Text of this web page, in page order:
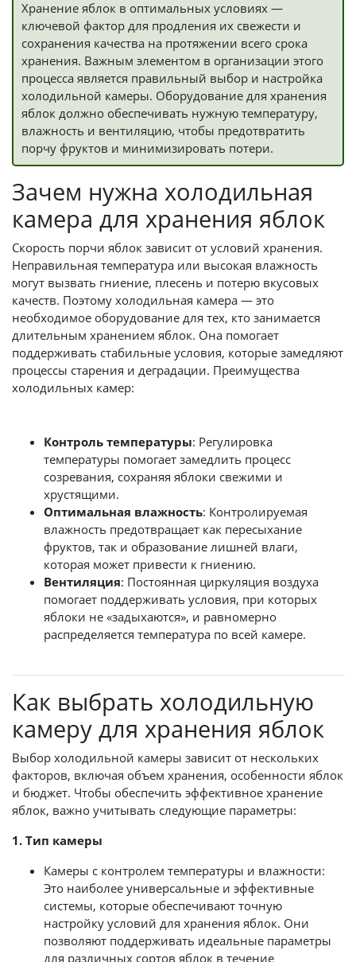
Хранение яблок в оптимальных условиях —
ключевой фактор для продления их свежести и
сохранения качества на протяжении всего срока
хранения. Важным элементом в организации этого
процесса является правильный выбор и настройка
холодильной камеры. Оборудование для хранения
яблок должно обеспечивать нужную температуру,
влажность и вентиляцию, чтобы предотвратить
порчу фруктов и минимизировать потери.
Зачем нужна холодильная
камера для хранения яблок
Скорость порчи яблок зависит от условий хранения.
Неправильная температура или высокая влажность
могут вызвать гниение, плесень и потерю вкусовых
качеств. Поэтому холодильная камера — это
необходимое оборудование для тех, кто занимается
длительным хранением яблок. Она помогает
поддерживать стабильные условия, которые замедляют
процессы старения и деградации. Преимущества
холодильных камер:
Контроль температуры: Регулировка
температуры помогает замедлить процесс
созревания, сохраняя яблоки свежими и
хрустящими.
Оптимальная влажность: Контролируемая
влажность предотвращает как пересыхание
фруктов, так и образование лишней влаги,
которая может привести к гниению.
Вентиляция: Постоянная циркуляция воздуха
помогает поддерживать условия, при которых
яблоки не «задыхаются», и равномерно
распределяется температура по всей камере.
Как выбрать холодильную
камеру для хранения яблок
Выбор холодильной камеры зависит от нескольких
факторов, включая объем хранения, особенности яблок
и бюджет. Чтобы обеспечить эффективное хранение
яблок, важно учитывать следующие параметры:
1. Тип камеры
Камеры с контролем температуры и влажности:
Это наиболее универсальные и эффективные
системы, которые обеспечивают точную
настройку условий для хранения яблок. Они
позволяют поддерживать идеальные параметры
для различных сортов яблок в течение